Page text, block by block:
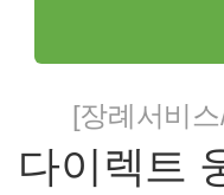
[장례서비
다이렉트